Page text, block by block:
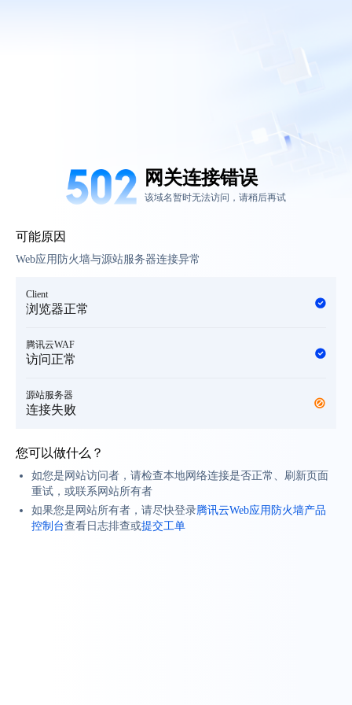
网关连接错误
该域名暂时无法访问，请稍后再试
可能原因
Web应用防火墙与源站服务器连接异常
Client
浏览器正常
腾讯云WAF
访问正常
源站服务器
连接失败
您可以做什么？
如您是网站访问者，请检查本地网络连接是否正常、刷新页面
重试，或联系网站所有者
如果您是网站所有者，请尽快登录腾讯云Web应用防火墙产品
控制台查看日志排查或提交工单